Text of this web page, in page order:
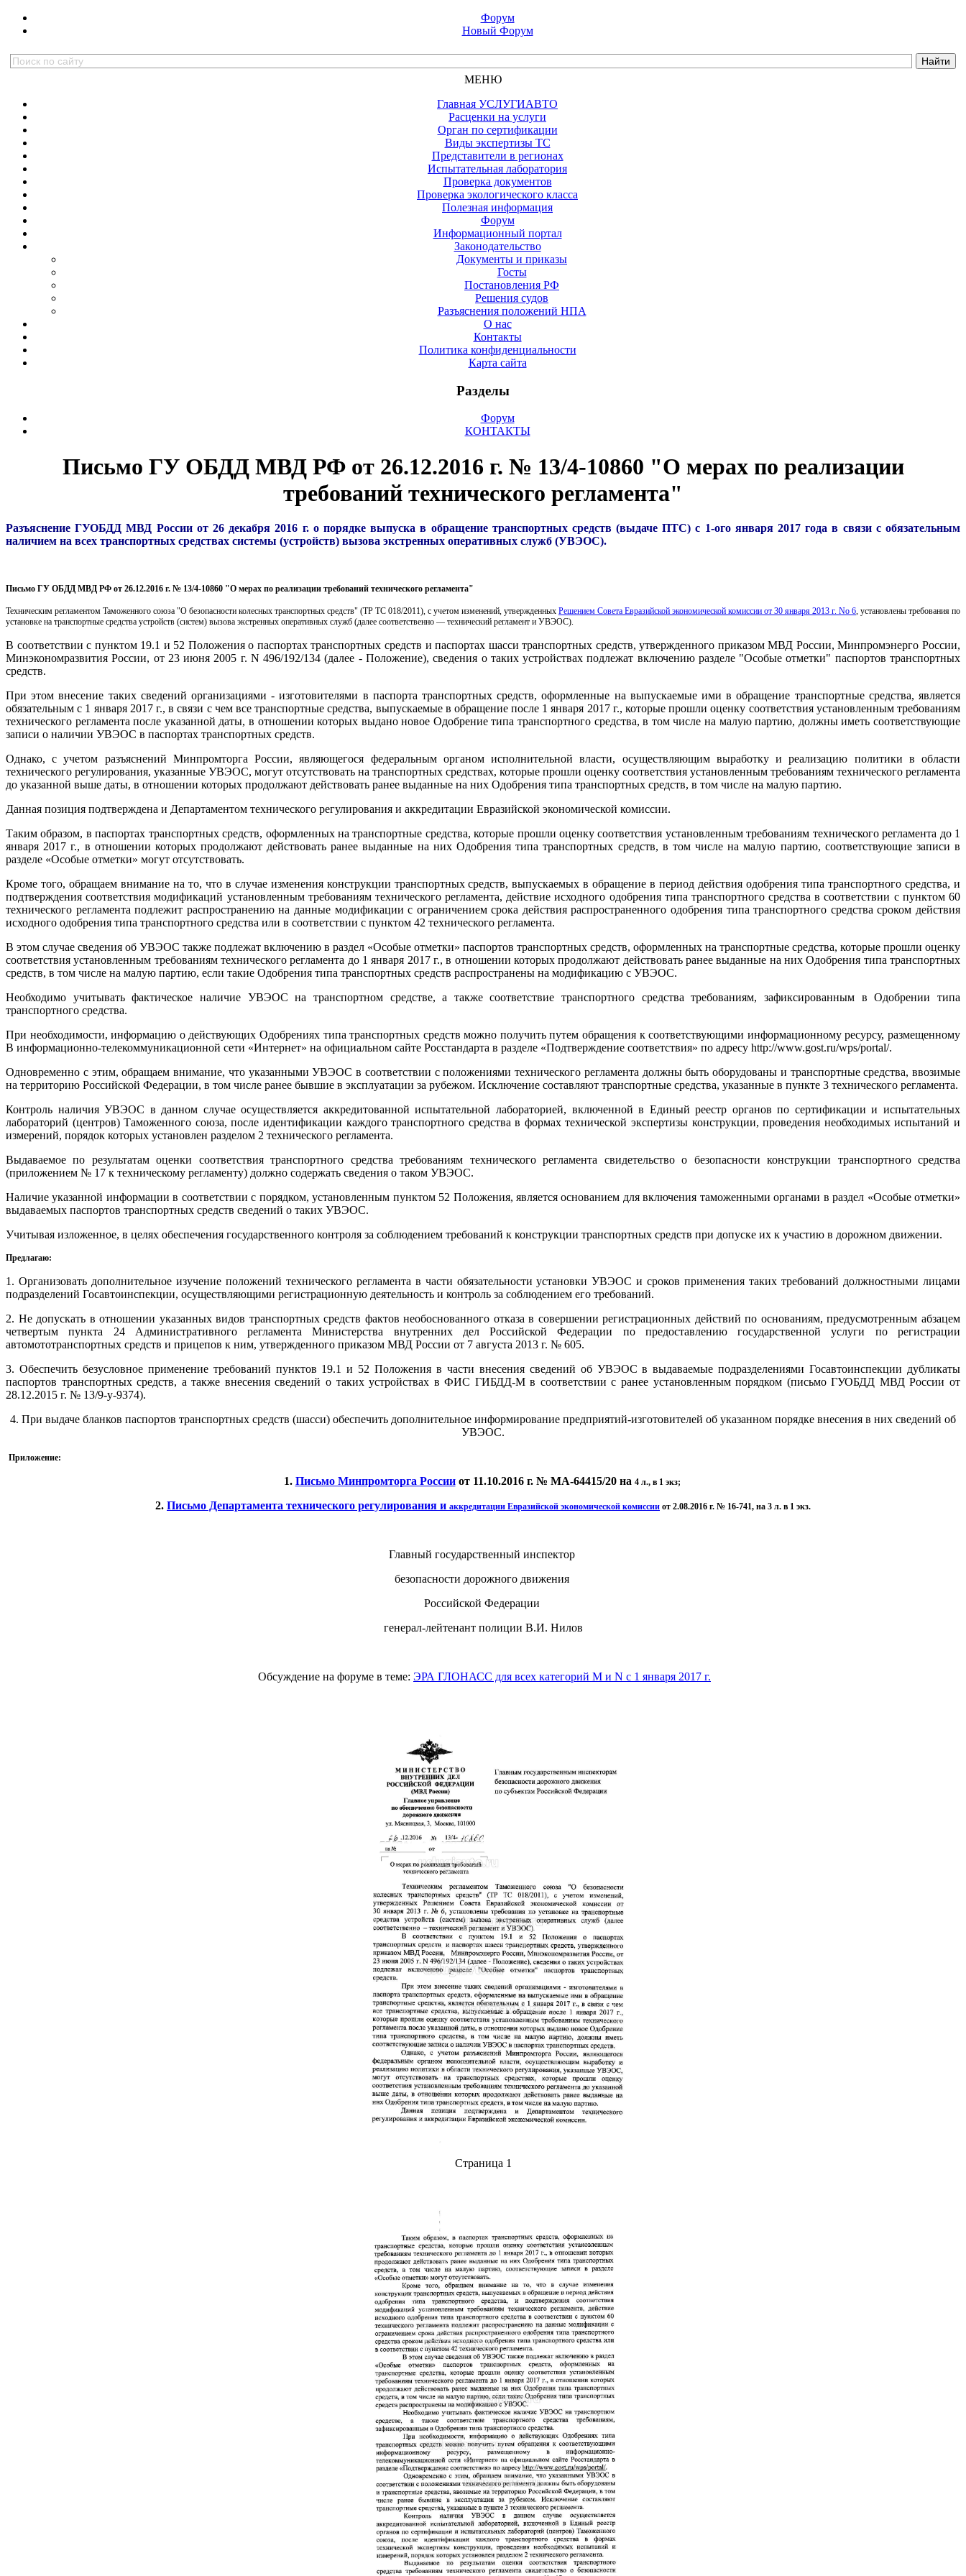
Форум
Новый Форум
МЕНЮ
Главная УСЛУГИАВТО
Расценки на услуги
Орган по сертификации
Виды экспертизы ТС
Представители в регионах
Испытательная лаборатория
Проверка документов
Проверка экологического класса
Полезная информация
Форум
Информационный портал
Законодательство
Документы и приказы
Госты
Постановления РФ
Решения судов
Разъяснения положений НПА
О нас
Контакты
Политика конфиденциальности
Карта сайта
Разделы
Форум
КОНТАКТЫ
Письмо ГУ ОБДД МВД РФ от 26.12.2016 г. № 13/4-10860 "О мерах по реализации
требований технического регламента"
Разъяснение ГУОБДД МВД России от 26 декабря 2016 г. о порядке выпуска в обращение транспортных средств (выдаче ПТС) с 1-ого января 2017 года в связи с обязательным
наличием на всех транспортных средствах системы (устройств) вызова экстренных оперативных служб (УВЭОС).
Письмо ГУ ОБДД МВД РФ от 26.12.2016 г. № 13/4-10860 "О мерах по реализации требований технического регламента"
Texническим peгламентом Taможенного coюзa "O безопасности колесных транспортных средств" (ТР ТС 018/2011), с учетом изменений, утвержденных Решением Совета Евразийской экономической комиссии от 30 января 2013 г. No 6, установлены требования по
установке на транспортные средства устройств (систем) вызова экстренных оперативных служб (далее соответственно — технический регламент и УВЭОС).
В соответствии с пунктом 19.1 и 52 Положения о паспортах транспортных средств и паспортах шасси транспортных средств, утвержденного приказом МВД России, Минпромэнерго России,
Минэкономразвития России, от 23 июня 2005 г. N 496/192/134 (далее - Положение), сведения о таких устройствах подлежат включению разделе "Особые отметки" паспортов транспортных
средств.
При этом внесение таких сведений организациями - изготовителями в паспорта транспортных средств, оформленные на выпускаемые ими в обращение транспортные средства, является
обязательным с 1 января 2017 г., в связи с чем все транспортные средства, выпускаемые в обращение после 1 января 2017 г., которые прошли оценку соответствия установленным требованиям
технического регламента после указанной даты, в отношении которых выдано новое Одобрение типа транспортного средства, в том числе на малую партию, должны иметь соответствующие
записи о наличии УВЭОС в паспортах транспортных средств.
Однако, с учетом разъяснений Минпромторга России, являющегося федеральным органом исполнительной власти, осуществляющим выработку и реализацию политики в области
технического регулирования, указанные УВЭОС, могут отсутствовать на транспортных средствах, которые прошли оценку соответствия установленным требованиям технического регламента
до указанной выше даты, в отношении которых продолжают действовать ранее выданные на них Одобрения типа транспортных средств, в том числе на малую партию.
Данная позиция подтверждена и Департаментом технического регулирования и аккредитации Евразийской экономической комиссии.
Таким образом, в паспортах транспортных средств, оформленных на транспортные средства, которые прошли оценку соответствия установленным требованиям технического регламента до 1
января 2017 г., в отношении которых продолжают действовать ранее выданные на них Одобрения типа транспортных средств, в том числе на малую партию, соответствующие записи в
разделе «Особые отметки» могут отсутствовать.
Кроме того, обращаем внимание на то, что в случае изменения конструкции транспортных средств, выпускаемых в обращение в период действия одобрения типа транспортного средства, и
подтверждения соответствия модификаций установленным требованиям технического регламента, действие исходного одобрения типа транспортного средства в соответствии с пунктом 60
технического регламента подлежит распространению на данные модификации с ограничением срока действия распространенного одобрения типа транспортного средства сроком действия
исходного одобрения типа транспортного средства или в соответствии с пунктом 42 технического регламента.
В этом случае сведения об УВЭОС также подлежат включению в раздел «Особые отметки» паспортов транспортных средств, оформленных на транспортные средства, которые прошли оценку
соответствия установленным требованиям технического регламента до 1 января 2017 г., в отношении которых продолжают действовать ранее выданные на них Одобрения типа транспортных
средств, в том числе на малую партию, если такие Одобрения типа транспортных средств распространены на модификацию с УВЭОС.
Необходимо учитывать фактическое наличие УВЭОС на транспортном средстве, а также соответствие транспортного средства требованиям, зафиксированным в Одобрении типа
транспортного средства.
При необходимости, информацию о действующих Одобрениях типа транспортных средств можно получить путем обращения к соответствующими информационному ресурсу, размещенному
B информационно-телекоммуникационной сети «Интернет» на официальном сайте Росстандарта в разделе «Подтверждение соответствия» по адресу http://www.gost.ru/wps/portal/.
Одновременно с этим, обращаем внимание, что указанными УВЭОС в соответствии с положениями технического регламента должны быть оборудованы и транспортные средства, ввозимые
на территорию Российской Федерации, в том числе ранее бывшие в эксплуатации за рубежом. Исключение составляют транспортные средства, указанные в пункте 3 технического регламента.
Контроль наличия УВЭОС в данном случае осуществляется аккредитованной испытательной лабораторией, включенной в Единый реестр органов по сертификации и испытательных
лабораторий (центров) Таможенного союза, после идентификации каждого транспортного средства в формах технической экспертизы конструкции, проведения необходимых испытаний и
измерений, порядок которых установлен разделом 2 технического регламента.
Выдаваемое по результатам оценки соответствия транспортного средства требованиям технического регламента свидетельство о безопасности конструкции транспортного средства
(приложением № 17 к техническому регламенту) должно содержать сведения о таком УВЭОС.
Наличие указанной информации в соответствии с порядком, установленным пунктом 52 Положения, является основанием для включения таможенными органами в раздел «Особые отметки»
выдаваемых паспортов транспортных средств сведений о таких УВЭОС.
Учитывая изложенное, в целях обеспечения государственного контроля за соблюдением требований к конструкции транспортных средств при допуске их к участию в дорожном движении.
Предлагаю:
1. Организовать дополнительное изучение положений технического регламента в части обязательности установки УВЭОС и сроков применения таких требований должностными лицами
подразделений Госавтоинспекции, осуществляющими регистрационную деятельность и контроль за соблюдением его требований.
2. Не допускать в отношении указанных видов транспортных средств фактов необоснованного отказа в совершении регистрационных действий по основаниям, предусмотренным абзацем
четвертым пункта 24 Административного регламента Министерства внутренних дел Российской Федерации по предоставлению государственной услуги по регистрации
автомототранспортных средств и прицепов к ним, утвержденного приказом МВД России от 7 августа 2013 г. № 605.
3. Обеспечить безусловное применение требований пунктов 19.1 и 52 Положения в части внесения сведений об УВЭОС в выдаваемые подразделениями Госавтоинспекции дубликаты
паспортов транспортных средств, а также внесения сведений о таких устройствах в ФИС ГИБДД-М в соответствии с ранее установленным порядком (письмо ГУОБДД МВД России от
28.12.2015 г. № 13/9-y-9374).
4. При выдаче бланков паспортов транспортных средств (шасси) обеспечить дополнительное информирование предприятий-изготовителей об указанном порядке внесения в них сведений об
УВЭОС.
Приложение:
1. Письмо Минпромторга Россииот 11.10.2016 г. № MA-64415/20 на 4 л., в 1 экз;
2. Письмо Департамента технического регулирования и аккредитации Евразийской экономической комиссии от 2.08.2016 г. № 16-741, на 3 л. в 1 экз.
Главный государственный инспектор
безопасности дорожного движения
Российской Федерации
генерал-лейтенант полиции B.И. Нилов
Обсуждение на форуме в теме: ЭРА ГЛОНАСС для всех категорий M и N с 1 января 2017 г.
Страница 1